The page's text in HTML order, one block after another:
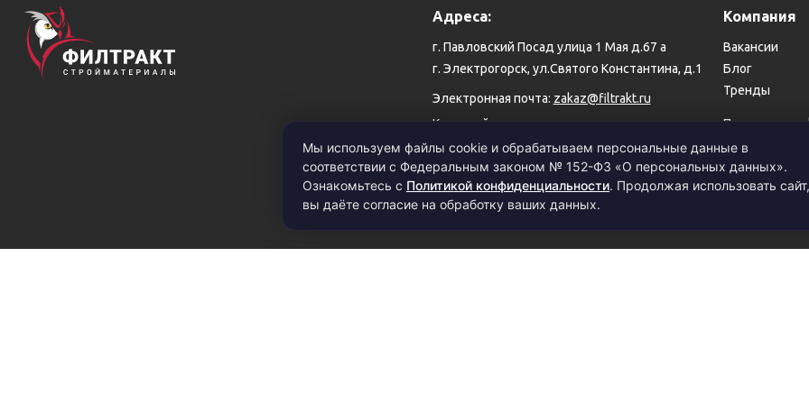
Адреса:
г. Павловский Посад улица 1 Мая д.67 а
г. Электрогорск, ул.Святого Константина, д.1
Электронная почта: zakaz@filtrakt.ru
Карта сайта
Компания
Вакансии
Блог
Тренды
Политика
© 1999–2026 Филимоновский тракт. Все права защищены.
Мы используем файлы cookie и обрабатываем персональные данные в
соответствии с Федеральным законом № 152-ФЗ «О персональных данных».
Ознакомьтесь с Политикой конфиденциальности. Продолжая использовать сайт,
вы даёте согласие на обработку ваших данных.